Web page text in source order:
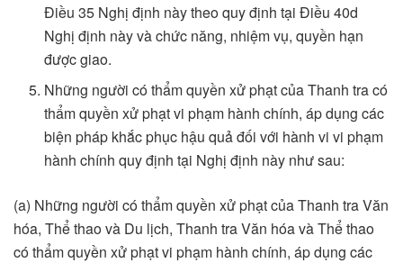
Điều 35 Nghị định này theo quy định tại Điều 40d
Nghị định này và chức năng, nhiệm vụ, quyền hạn
được giao.
Những người có thẩm quyền xử phạt của Thanh tra có
thẩm quyền xử phạt vi phạm hành chính, áp dụng các
biện pháp khắc phục hậu quả đối với hành vi vi phạm
hành chính quy định tại Nghị định này như sau:
(a) Những người có thẩm quyền xử phạt của Thanh tra Văn
hóa, Thể thao và Du lịch, Thanh tra Văn hóa và Thể thao
có thẩm quyền xử phạt vi phạm hành chính, áp dụng các